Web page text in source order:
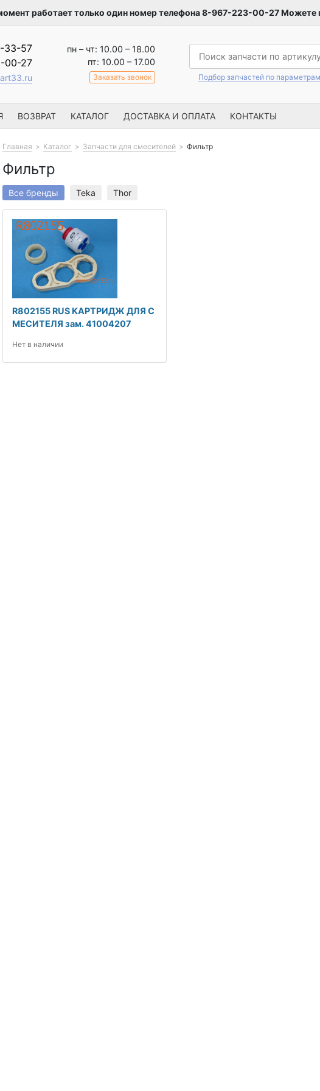
работает только один номер телефона 8-967-223-00-27 Можете
33-57
00-27
пн – чт: 10.00 – 18.00
пт: 10.00 – 17.00
Заказать звонок Подбор запчастей по параметрам
ВОЗВРАТ КАТАЛОГ ДОСТАВКА И ОПЛАТА КОНТАКТЫ
Главная Каталог Запчасти для смесителей Фильтр
Фильтр
Все бренды Teka Thor
R802155 RUS КАРТРИДЖ ДЛЯ С
МЕСИТЕЛЯ зам. 41004207
Нет в наличии